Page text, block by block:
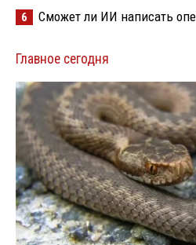
6 Сможет ли ИИ написать
Главное сегодня